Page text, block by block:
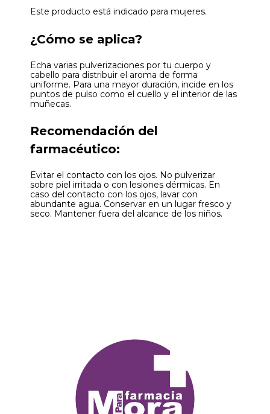
Este producto está indicado para mujeres.
¿Cómo se aplica?
Echa varias pulverizaciones por tu cuerpo y
cabello para distribuir el aroma de forma
uniforme. Para una mayor duración, incide en los
puntos de pulso como el cuello y el interior de las
muñecas.
Recomendación del
farmacéutico:
Evitar el contacto con los ojos. No pulverizar
sobre piel irritada o con lesiones dérmicas. En
caso del contacto con los ojos, lavar con
abundante agua. Conservar en un lugar fresco y
seco. Mantener fuera del alcance de los niños.